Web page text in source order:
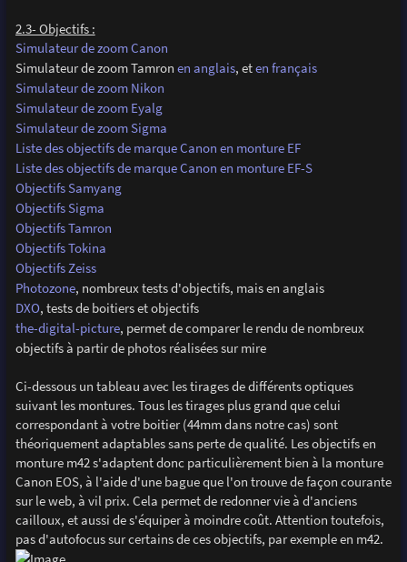
2.3- Objectifs :
Simulateur de zoom Canon
Simulateur de zoom Tamron en anglais, eten français
Simulateur de zoom Nikon
Simulateur de zoom Eyalg
Simulateur de zoom Sigma
Liste des objectifs de marque Canon en monture EF
Liste des objectifs de marque Canon en monture EF-S
Objectifs Samyang
Objectifs Sigma
Objectifs Tamron
Objectifs Tokina
Objectifs Zeiss
Photozone, nombreux tests d'objectifs, mais en anglais
DXO, tests de boitiers et objectifs
the-digital-picture, permet de comparer le rendu de nombreux
objectifs à partir de photos réalisées sur mire
Ci-dessous un tableau avec les tirages de différents optiques
suivant les montures. Tous les tirages plus grand que celui
correspondant à votre boitier (44mm dans notre cas) sont
théoriquement adaptables sans perte de qualité. Les objectifs en
monture m42 s'adaptent donc particulièrement bien à la monture
Canon EOS, à l'aide d'une bague que l'on trouve de façon courante
sur le web, à vil prix. Cela permet de redonner vie à d'anciens
cailloux, et aussi de s'équiper à moindre coût. Attention toutefois,
pas d'autofocus sur certains de ces objectifs, par exemple en m42.